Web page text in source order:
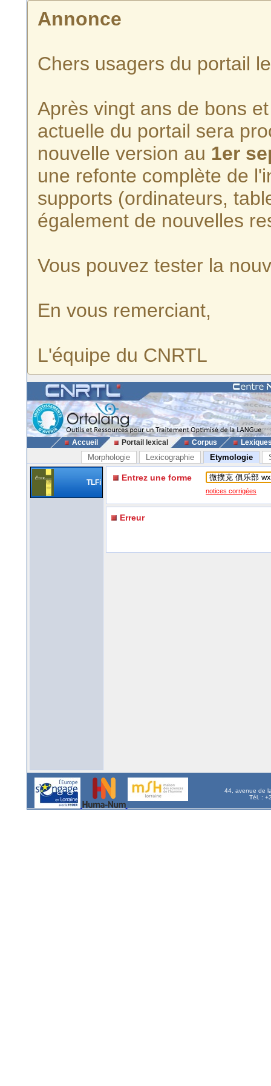
Annonce
Chers usagers du portail
Après vingt ans de bons
actuelle du portail sera
nouvelle version au 1er
une refonte complète de
supports (ordinateurs,
également de nouvelles
Vous pouvez tester la
En vous remerciant,
L'équipe du CNRTL
Accueil Portail lexical Corpus
Morphologie Lexicographie Etymologie
TLFi Entrez une forme
notices corrigées
Erreur
44, avenue de
Tél. :